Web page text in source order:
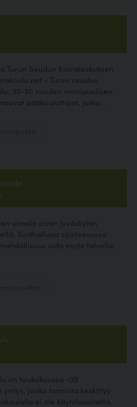
Turun Seudun Koirakeskuksen
- Turun seudun
30-50 vuoden monipuolisen
pääkouluttajat, jotka...
uimala aivan Jyväskylän
Sisähallissa sijaitsevassa
uida myös talvella.
on toukokuussa -09
yritys, jonka toiminta keskittyy
ei ole käyntiosoitetta,